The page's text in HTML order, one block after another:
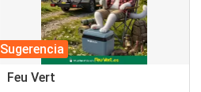
Sugerencia
Feu Vert